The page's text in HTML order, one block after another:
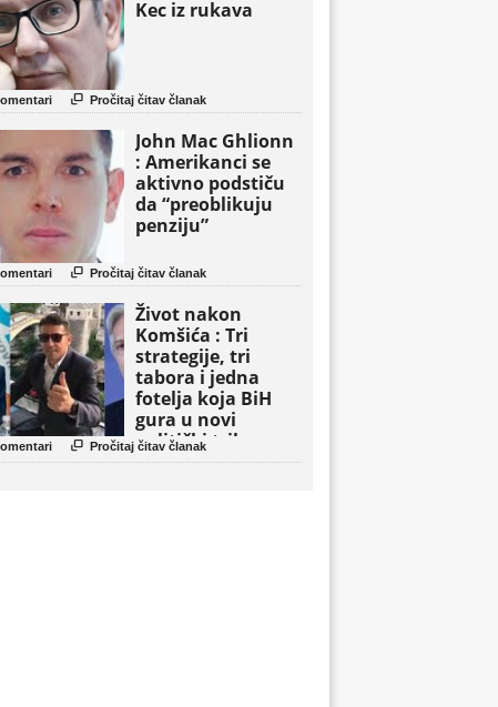
Kec iz rukava
 Pročitaj čitav članak
John Mac Ghlionn
: Amerikanci se
aktivno podstiču
da “preoblikuju
penziju”
 Pročitaj čitav članak
Život nakon
Komšića : Tri
strategije, tri
tabora i jedna
fotelja koja BiH
gura u novi
politički triler
 Pročitaj čitav članak